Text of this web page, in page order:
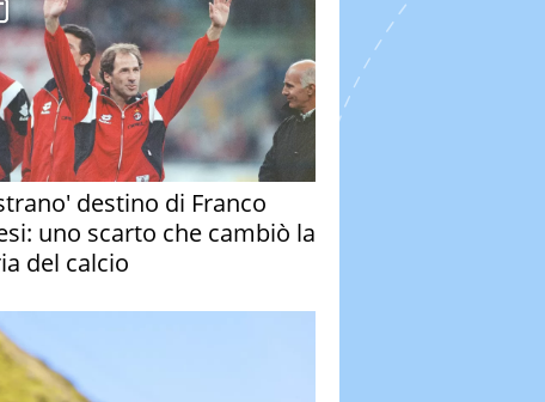
destino di Franco
uno scarto che cambiò la
del calcio